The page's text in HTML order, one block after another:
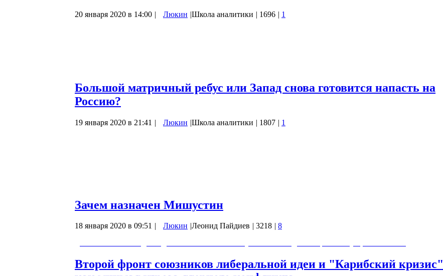
20 января 2020 в 14:00 | Люкин |Школа аналитики | 1696 | 1
Большой матричный ребус или Запад снова готовится напасть на
Россию?
19 января 2020 в 21:41 | Люкин |Школа аналитики | 1807 | 1
Зачем назначен Мишустин
18 января 2020 в 09:51 | Люкин |Леонид Пайдиев | 3218 | 8
Второй фронт союзников либеральной идеи и "Карибский кризис"